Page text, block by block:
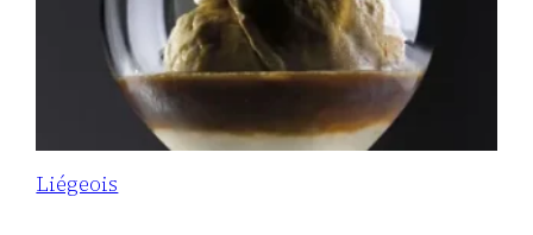
Liégeois